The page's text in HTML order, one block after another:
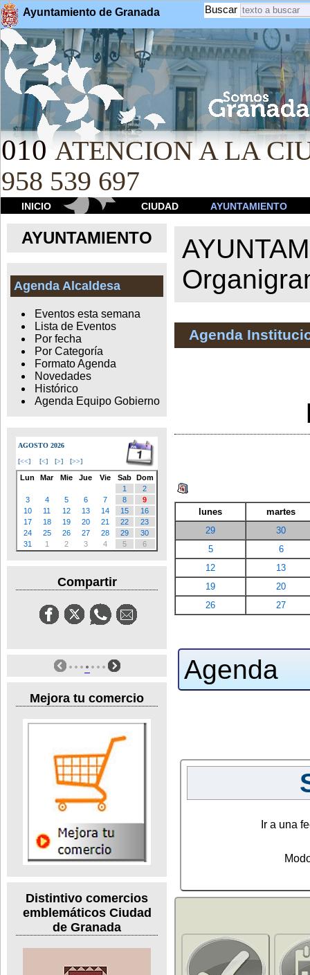
Ayuntamiento de Granada Buscar
010 ATENCION A LA
958 539 697
INICIO CIUDAD AYUNTAMIENTO
AYUNTAMIENTO
Agenda Alcaldesa
Eventos esta semana
Lista de Eventos
Por fecha
Por Categoría
Formato Agenda
Novedades
Histórico
Agenda Equipo Gobierno
AGOSTO 2026
[<<] [<] [>] [>>]
Lun Mar Mie Jue Vie Sab
Dom
1
2
3
4 5 6 7 8
9
10
11 12 13 14 15
16
17
18 19 20 21 22
23
24
25 26 27 28 29
30
31
1 2 3 4 5 6
Compartir
Mejora tu comercio
Distintivo comercios
emblemáticos Ciudad
de Granada
Agenda
lunes
martes
29
30
5
6
12
13
19
20
26
27
Agenda
Ir a una